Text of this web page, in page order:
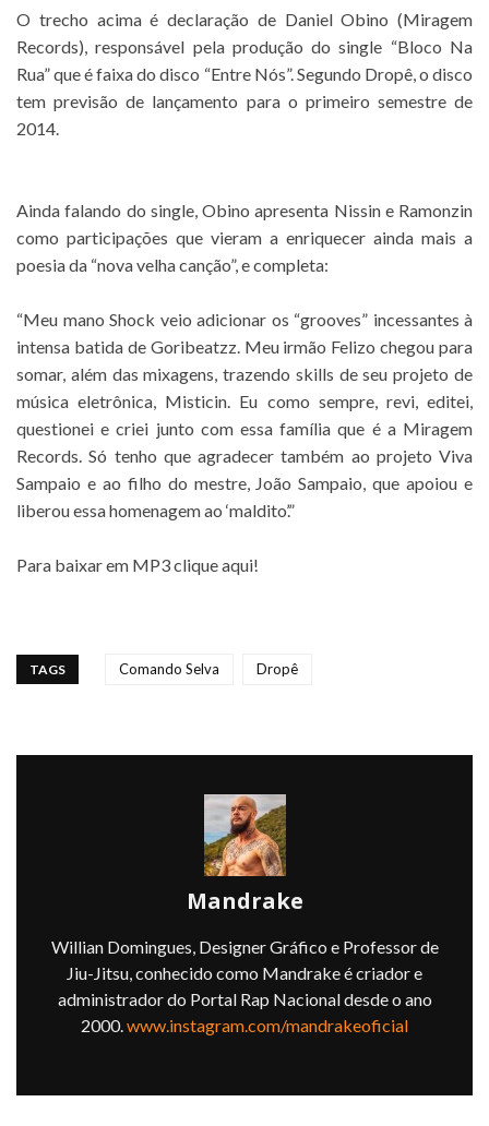
O trecho acima é declaração de Daniel Obino (Miragem
Records), responsável pela produção do single “Bloco Na
Rua” que é faixa do disco “Entre Nós”. Segundo Dropê, o disco
tem previsão de lançamento para o primeiro semestre de
2014.
Ainda falando do single, Obino apresenta Nissin e Ramonzin
como participações que vieram a enriquecer ainda mais a
poesia da “nova velha canção”, e completa:
“Meu mano Shock veio adicionar os “grooves” incessantes à
intensa batida de Goribeatzz. Meu irmão Felizo chegou para
somar, além das mixagens, trazendo skills de seu projeto de
música eletrônica, Misticin. Eu como sempre, revi, editei,
questionei e criei junto com essa família que é a Miragem
Records. Só tenho que agradecer também ao projeto Viva
Sampaio e ao filho do mestre, João Sampaio, que apoiou e
liberou essa homenagem ao ‘maldito’.”
Para baixar em MP3 clique aqui!
TAGS Comando Selva Dropê
Mandrake
Willian Domingues, Designer Gráfico e Professor de
Jiu-Jitsu, conhecido como Mandrake é criador e
administrador do Portal Rap Nacional desde o ano
2000.www.instagram.com/mandrakeoficial